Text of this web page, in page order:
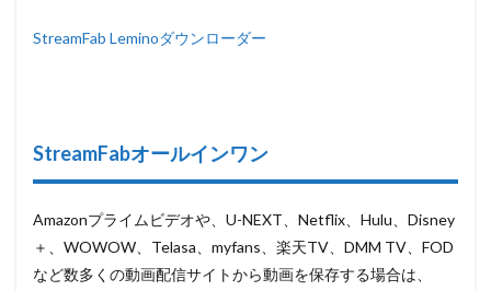
StreamFab Leminoダウンローダー
StreamFabオールインワン
Amazonプライムビデオや、U-NEXT、Netflix、Hulu、Disney
＋、WOWOW、Telasa、myfans、楽天TV、DMM TV、FOD
など数多くの動画配信サイトから動画を保存する場合は、